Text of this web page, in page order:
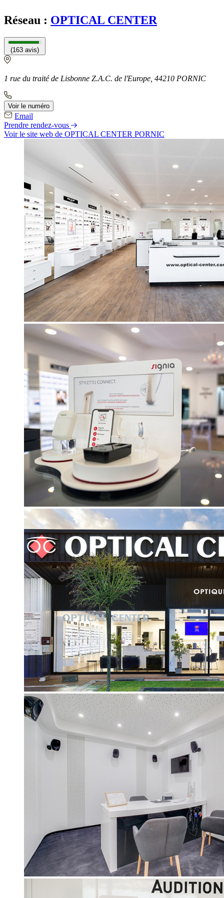
Réseau : OPTICAL CENTER
(163 avis)
1 rue du traité de Lisbonne Z.A.C. de l'Europe, 44210 PORNIC
Voir le numéro
Email
Prendre rendez-vous
Voir le site web de OPTICAL CENTER PORNIC